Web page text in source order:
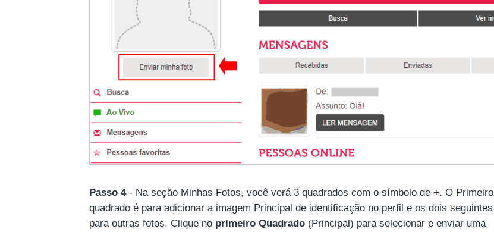
Passo 4- Na seção Minhas Fotos, você verá 3 quadrados com o símbolo de +. O Primeiro
quadrado é para adicionar a imagem Principal de identificação no perfil e os dois seguintes
para outras fotos. Clique no primeiro Quadrado(Principal) para selecionar e enviar uma